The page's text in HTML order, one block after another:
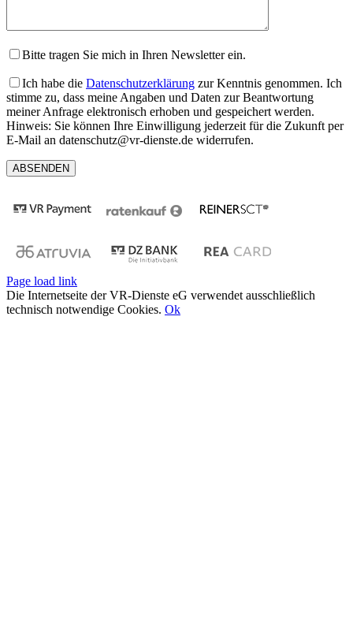
Bitte tragen Sie mich in Ihren Newsletter ein.
Ich habe die Datenschutzerklärung zur Kenntnis genommen. Ich
stimme zu, dass meine Angaben und Daten zur Beantwortung
meiner Anfrage elektronisch erhoben und gespeichert werden.
Hinweis: Sie können Ihre Einwilligung jederzeit für die Zukunft per
E-Mail an datenschutz@vr-dienste.de widerrufen.
Page load link
Die Internetseite der VR-Dienste eG verwendet ausschließlich
technisch notwendige Cookies. Ok